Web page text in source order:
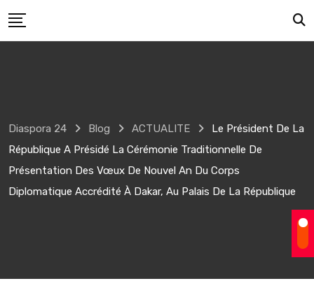
to
Diaspora 24 Blog ACTUALITE
Le Président De La
République A Présidé La Cérémonie Traditionnelle De
Présentation Des Vœux De Nouvel An Du Corps
Diplomatique Accrédité À Dakar, Au Palais De La République